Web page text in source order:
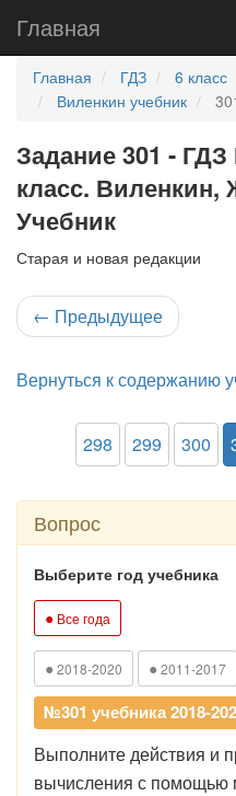
Главная
Главная ГДЗ 6 класс
Виленкин учебник
Задание 301 -
класс. Виленкин,
Учебник
Старая и новая редакции
← Предыдущее
Вернуться к содержанию
298 299 300
Вопрос
Выберите год учебника
● Все года
● 2018-2020 ● 2011-2017
№301 учебника 2018-
Выполните действия и
вычисления с помощью